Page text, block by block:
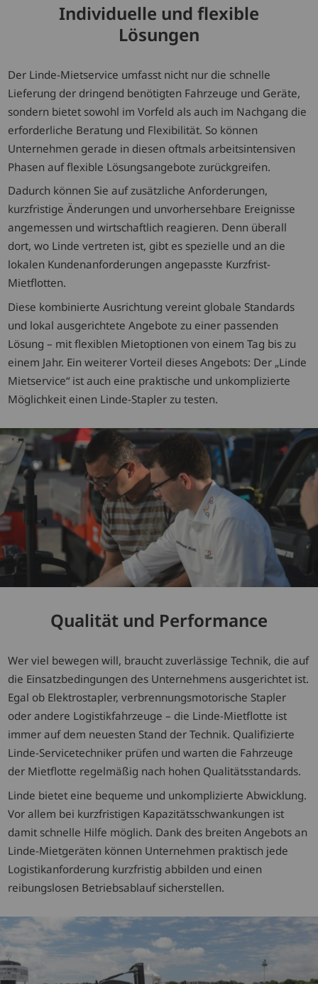
Individuelle und flexible
Lösungen
Der Linde-Mietservice umfasst nicht nur die schnelle
Lieferung der dringend benötigten Fahrzeuge und Geräte,
sondern bietet sowohl im Vorfeld als auch im Nachgang die
erforderliche Beratung und Flexibilität. So können
Unternehmen gerade in diesen oftmals arbeitsintensiven
Phasen auf flexible Lösungsangebote zurückgreifen.
Dadurch können Sie auf zusätzliche Anforderungen,
kurzfristige Änderungen und unvorhersehbare Ereignisse
angemessen und wirtschaftlich reagieren. Denn überall
dort, wo Linde vertreten ist, gibt es spezielle und an die
lokalen Kundenanforderungen angepasste Kurzfrist-
Mietflotten.
Diese kombinierte Ausrichtung vereint globale Standards
und lokal ausgerichtete Angebote zu einer passenden
Lösung – mit flexiblen Mietoptionen von einem Tag bis zu
einem Jahr. Ein weiterer Vorteil dieses Angebots: Der „Linde
Mietservice“ ist auch eine praktische und unkomplizierte
Möglichkeit einen Linde-Stapler zu testen.
Qualität und Performance
Wer viel bewegen will, braucht zuverlässige Technik, die auf
die Einsatzbedingungen des Unternehmens ausgerichtet ist.
Egal ob Elektrostapler, verbrennungsmotorische Stapler
oder andere Logistikfahrzeuge – die Linde-Mietflotte ist
immer auf dem neuesten Stand der Technik. Qualifizierte
Linde-Servicetechniker prüfen und warten die Fahrzeuge
der Mietflotte regelmäßig nach hohen Qualitätsstandards.
Linde bietet eine bequeme und unkomplizierte Abwicklung.
Vor allem bei kurzfristigen Kapazitätsschwankungen ist
damit schnelle Hilfe möglich. Dank des breiten Angebots an
Linde-Mietgeräten können Unternehmen praktisch jede
Logistikanforderung kurzfristig abbilden und einen
reibungslosen Betriebsablauf sicherstellen.